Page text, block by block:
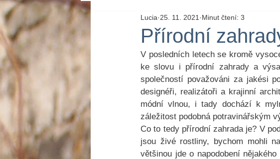
Přírodní
Lucia 25. 11. 2021 Minut čtení: 3
V posledních letech se kromě
ke slovu i přírodní zahrady a
společností považováni za jakési
designéři, realizátoři a krajinní
módní vlnou, i tady dochází k
záležitost podobná potravinářským
Co to tedy přírodní zahrada je? V
jsou živé rostliny, bychom mohli
většinou jde o napodobení